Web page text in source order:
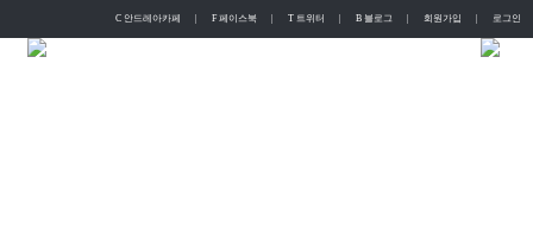
C 안드레아카페 F 페이스북 T 트위터 B 블로그 회원가입 로그인